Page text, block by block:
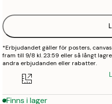
*Erbjudandet gäller för posters,
fram till 9/8 kl. 23:59 eller så långt
andra erbjudanden eller rabatter.
Finns i lager